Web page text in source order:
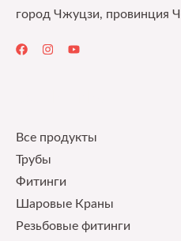
город Чжуцзи, провинция
Все продукты
Трубы
Фитинги
Шаровые Краны
Pезьбовые фитинги